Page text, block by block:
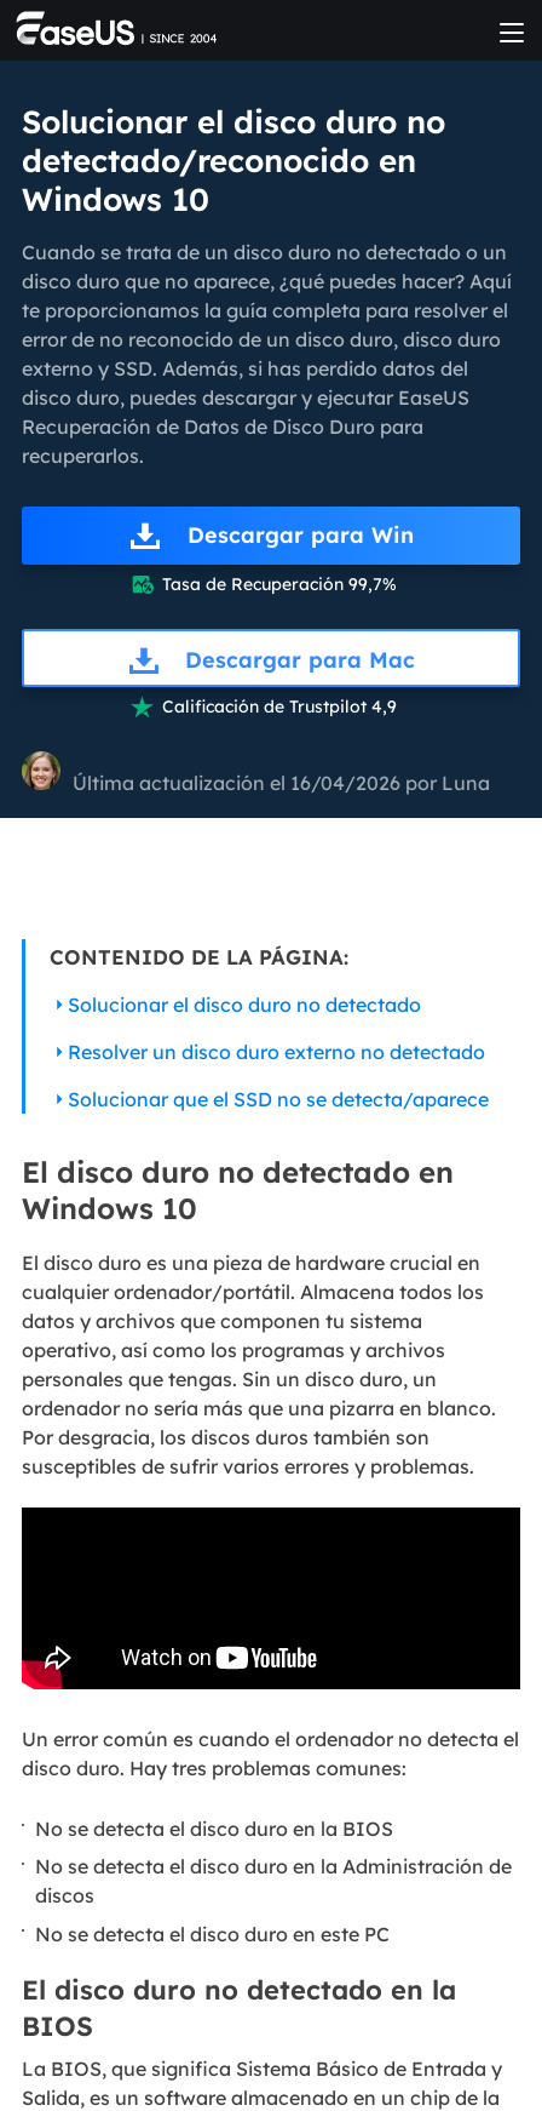
Solucionar el disco duro no
detectado/reconocido en
Windows 10
Cuando se trata de un disco duro no detectado o un
disco duro que no aparece, ¿qué puedes hacer? Aquí
te proporcionamos la guía completa para resolver el
error de no reconocido de un disco duro, disco duro
externo y SSD. Además, si has perdido datos del
disco duro, puedes descargar y ejecutar EaseUS
Recuperación de Datos de Disco Duro para
recuperarlos.
Descargar para Win
 Tasa de Recuperación 99,7%
Descargar para Mac
 Calificación de Trustpilot 4,9
Última actualización el 16/04/2026 por Luna
CONTENIDO DE LA PÁGINA:
Solucionar el disco duro no detectado
Resolver un disco duro externo no detectado
Solucionar que el SSD no se detecta/aparece
El disco duro no detectado en
Windows 10
El disco duro es una pieza de hardware crucial en
cualquier ordenador/portátil. Almacena todos los
datos y archivos que componen tu sistema
operativo, así como los programas y archivos
personales que tengas. Sin un disco duro, un
ordenador no sería más que una pizarra en blanco.
Por desgracia, los discos duros también son
susceptibles de sufrir varios errores y problemas.
Un error común es cuando el ordenador no detecta el
disco duro. Hay tres problemas comunes:
No se detecta el disco duro en la BIOS
No se detecta el disco duro en la Administración de
discos
No se detecta el disco duro en este PC
El disco duro no detectado en la
BIOS
La BIOS, que significa Sistema Básico de Entrada y
Salida, es un software almacenado en un chip de la